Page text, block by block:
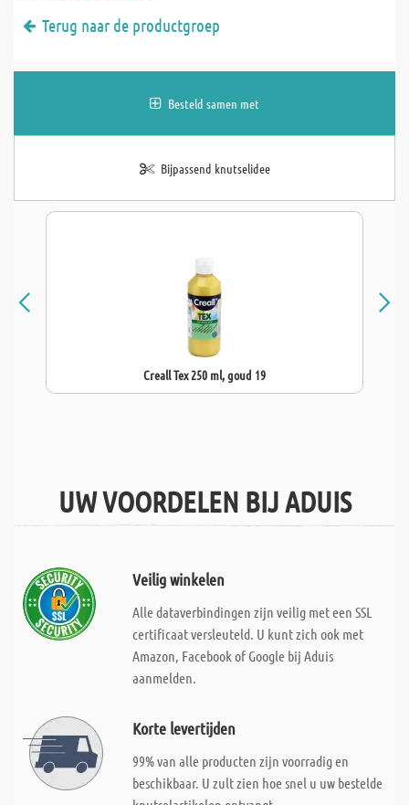
Terug naar de productgroep
Besteld samen met
Bijpassend knutselidee
Creall Tex 250 ml, goud 19
UW VOORDELEN BIJ ADUIS
Veilig winkelen
Alle dataverbindingen zijn veilig met een SSL
certificaat versleuteld. U kunt zich ook met
Amazon, Facebook of Google bij Aduis
aanmelden.
Korte levertijden
99% van alle producten zijn voorradig en
beschikbaar. U zult zien hoe snel u uw bestelde